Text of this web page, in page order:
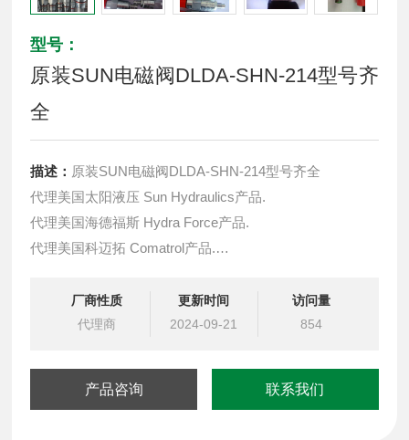
型号：
原装SUN电磁阀DLDA-SHN-214型号齐
全
描述： 原装SUN电磁阀DLDA-SHN-214型号齐全
代理美国太阳液压 Sun Hydraulics产品.
代理美国海德福斯 Hydra Force产品.
代理美国科迈拓 Comatrol产品.
提供油路系统设计,油路块设计,阀块设计与选型
液压油缸，经销力士乐、派克、中国台湾北部等液压元件
厂商性质
代理商
更新时间
2024-09-21
访问量
854
产品咨询 联系我们